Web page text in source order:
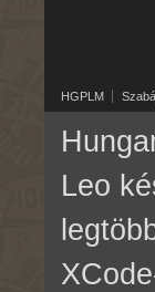
HGPLM
Leo